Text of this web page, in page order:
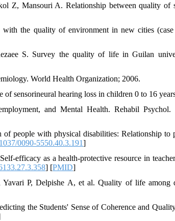
Z, Mansouri A. Relationship between quality of
the quality of environment in new cities
S. Survey the quality of life in Guilan
World Health Organization; 2006.
sensorineural hearing loss in children 0 to 16
and Mental Health. Rehabil Psychol.
people with physical disabilities: Relationship to
0090-5550.40.3.191]
efficacy as a health-protective resource in
] [PMID]
P, Delpishe A, et al. Quality of life among
the Students' Sense of Coherence and